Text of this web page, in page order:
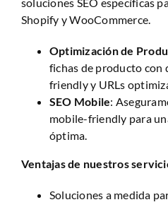
Shopify y WooCommerce.
Optimización de
fichas de producto con
friendly y URLs
SEO Mobile:
mobile-friendly para
óptima.
Ventajas de nuestros
Soluciones a medida